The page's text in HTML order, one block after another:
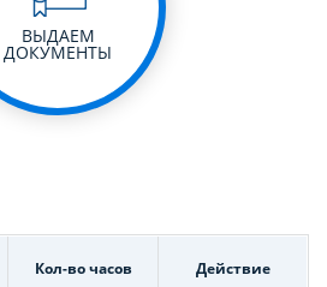
ВЫДАЕМ
ДОКУМЕНТЫ
Кол-во часов Действие